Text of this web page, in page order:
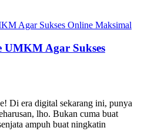
UMKM Agar Sukses
Di era digital sekarang ini, punya
lho. Bukan cuma buat
ampuh buat ningkatin